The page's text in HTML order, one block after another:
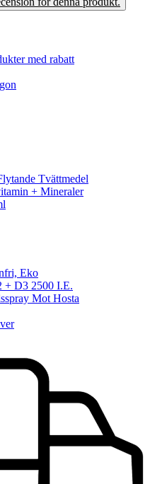
med rabatt
Tvättmedel
+ Mineraler
Eko
+ D3 2500 I.E.
Mot Hosta